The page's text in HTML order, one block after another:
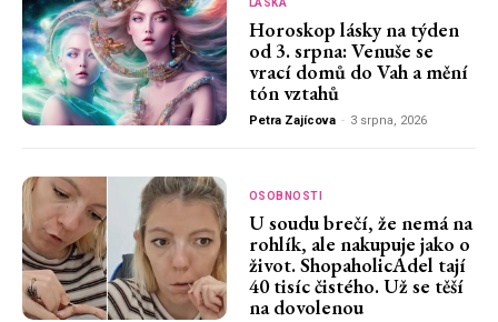
Horoskop lásky na týden
od 3. srpna: Venuše se
vrací domů do Vah a mění
tón vztahů
Petra Zajícova - 3 srpna, 2026
OSOBNOSTI
U soudu brečí, že nemá na
rohlík, ale nakupuje jako o
život. ShopaholicAdel tají
40 tisíc čistého. Už se těší
na dovolenou